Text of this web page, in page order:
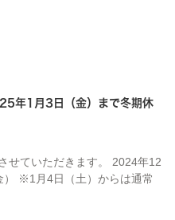
年1月3日（金）まで冬期休
せていただきます。 2024年12
） ※1月4日（土）からは通常